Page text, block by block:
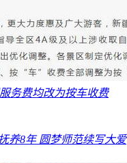
务费均改为按车收费
养8年 圆梦师范续写大爱